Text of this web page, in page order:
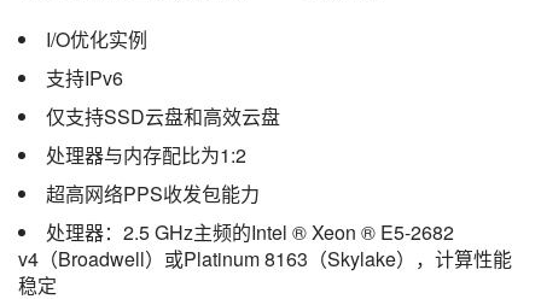
I/O优化实例
支持IPv6
仅支持SSD云盘和高效云盘
处理器与内存配比为1:2
超高网络PPS收发包能力
处理器：2.5 GHz主频的Intel ® Xeon ® E5-2682
v4（Broadwell）或Platinum 8163（Skylake），计算性能
稳定